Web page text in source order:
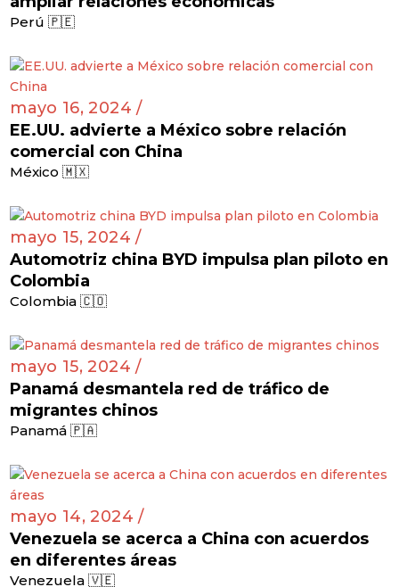
Perú 🇵🇪
mayo 16, 2024 /
EE.UU. advierte a México sobre relación
comercial con China
México 🇲🇽
mayo 15, 2024 /
Automotriz china BYD impulsa plan piloto en
Colombia
Colombia 🇨🇴
mayo 15, 2024 /
Panamá desmantela red de tráfico de
migrantes chinos
Panamá 🇵🇦
mayo 14, 2024 /
Venezuela se acerca a China con acuerdos
en diferentes áreas
Venezuela 🇻🇪